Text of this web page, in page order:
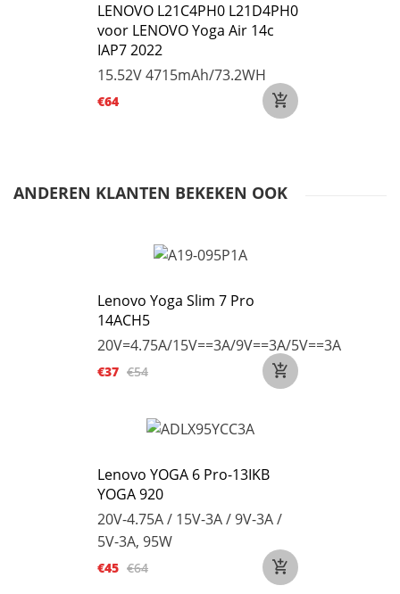
LENOVO L21C4PH0 L21D4PH0
voor LENOVO Yoga Air 14c
IAP7 2022
15.52V4715mAh/73.2WH
€64
ANDEREN KLANTEN BEKEKEN OOK
Lenovo Yoga Slim 7 Pro
14ACH5
20V=4.75A/15V==3A/9V==3A/5V==3A
€37 €54
Lenovo YOGA 6 Pro-13IKB
YOGA 920
20V-4.75A / 15V-3A / 9V-3A /
5V-3A, 95W
€45 €64